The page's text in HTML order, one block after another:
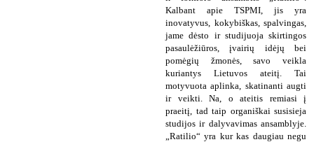
Kalbant apie TSPMI, jis yra
inovatyvus, kokybiškas, spalvingas,
jame dėsto ir studijuoja skirtingos
pasaulėžiūros, įvairių idėjų bei
pomėgių žmonės, savo veikla
kuriantys Lietuvos ateitį. Tai
motyvuota aplinka, skatinanti augti
ir veikti. Na, o ateitis remiasi į
praeitį, tad taip organiškai susisieja
studijos ir dalyvavimas ansamblyje.
„Ratilio“ yra kur kas daugiau negu